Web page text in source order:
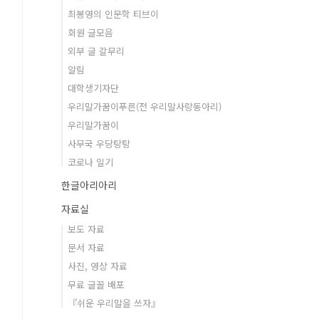
최봉영의 인문학 티브이
회원 글모음
외부 글 갈무리
알림
대학생기자단
우리말가꿈이푸른(전 우리말사랑동아리)
우리말가꿈이
사무국 우당탕탕
코로나 일기
한글아리아리
자료실
보도 자료
문서 자료
사진, 영상 자료
무료 글꼴 배포
『쉬운 우리말을 쓰자』